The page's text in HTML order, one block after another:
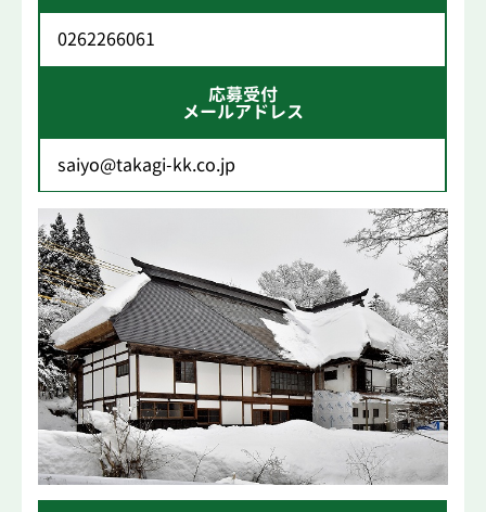
0262266061
応募受付
メールアドレス
saiyo@takagi-kk.co.jp